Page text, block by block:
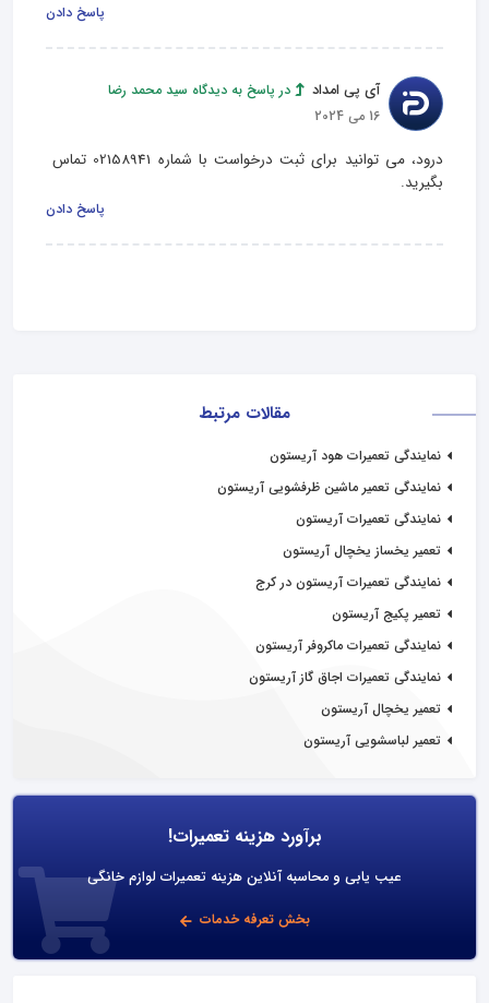
مقالات مرتبط
نمایندگی تعمیرات هود آریستون
نمایندگی تعمیر ماشین ظرفشویی آریستون
نمایندگی تعمیرات آریستون
تعمیر یخساز یخچال آریستون
نمایندگی تعمیرات آریستون در کرج
تعمیر پکیج آریستون
نمایندگی تعمیرات ماکروفر آریستون
نمایندگی تعمیرات اجاق گاز آریستون
تعمیر یخچال آریستون
تعمیر لباسشویی آریستون
برآورد هزینه تعمیرات!
عیب یابی و محاسبه آنلاین هزینه تعمیرات لوازم خانگی
بخش تعرفه خدمات
پاسخ دادن
آی پی امداد
در پاسخ به دیدگاه سید محمد رضا
16 می 2024
درود، می توانید برای ثبت درخواست با شماره 02158941 تماس
بگیرید.
پاسخ دادن